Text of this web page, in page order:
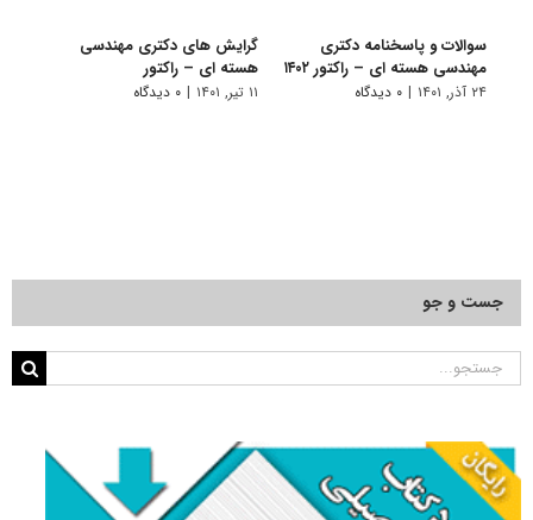
سوالات و پاسخنامه دکتری
مهندسی هسته ای – راکتور ۱۴۰۲
۲۴ آذر, ۱۴۰۱ | ۰ دیدگاه
گرایش های دکتری مهندسی
هسته ای – راﻛﺘﻮر
۱۱ تیر, ۱۴۰۱ | ۰ دیدگاه
جست و جو
جستجو